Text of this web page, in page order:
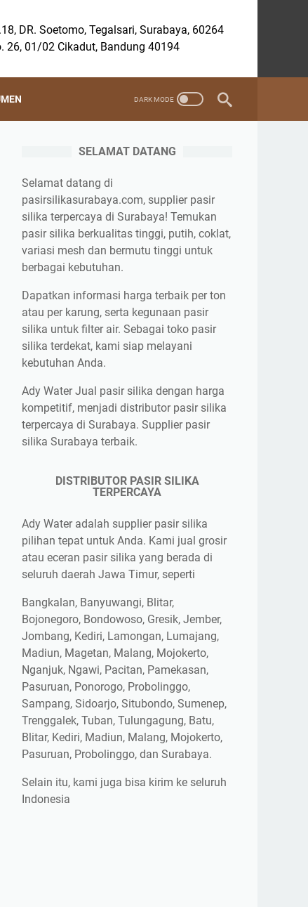
DR. Soetomo, Tegalsari, Surabaya, 60264
26, 01/02 Cikadut, Bandung 40194
SELAMAT DATANG
Selamat datang di
pasirsilikasurabaya.com, supplier pasir
silika terpercaya di Surabaya! Temukan
pasir silika berkualitas tinggi, putih, coklat,
variasi mesh dan bermutu tinggi untuk
berbagai kebutuhan.
Dapatkan informasi harga terbaik per ton
atau per karung, serta kegunaan pasir
silika untuk filter air. Sebagai toko pasir
silika terdekat, kami siap melayani
kebutuhan Anda.
Ady Water Jual pasir silika dengan harga
kompetitif, menjadi distributor pasir silika
terpercaya di Surabaya. Supplier pasir
silika Surabaya terbaik.
DISTRIBUTOR PASIR SILIKA
TERPERCAYA
Ady Water adalah supplier pasir silika
pilihan tepat untuk Anda. Kami jual grosir
atau eceran pasir silika yang berada di
seluruh daerah Jawa Timur, seperti
Bangkalan, Banyuwangi, Blitar,
Bojonegoro, Bondowoso, Gresik, Jember,
Jombang, Kediri, Lamongan, Lumajang,
Madiun, Magetan, Malang, Mojokerto,
Nganjuk, Ngawi, Pacitan, Pamekasan,
Pasuruan, Ponorogo, Probolinggo,
Sampang, Sidoarjo, Situbondo, Sumenep,
Trenggalek, Tuban, Tulungagung, Batu,
Blitar, Kediri, Madiun, Malang, Mojokerto,
Pasuruan, Probolinggo, dan Surabaya.
Selain itu, kami juga bisa kirim ke seluruh
Indonesia